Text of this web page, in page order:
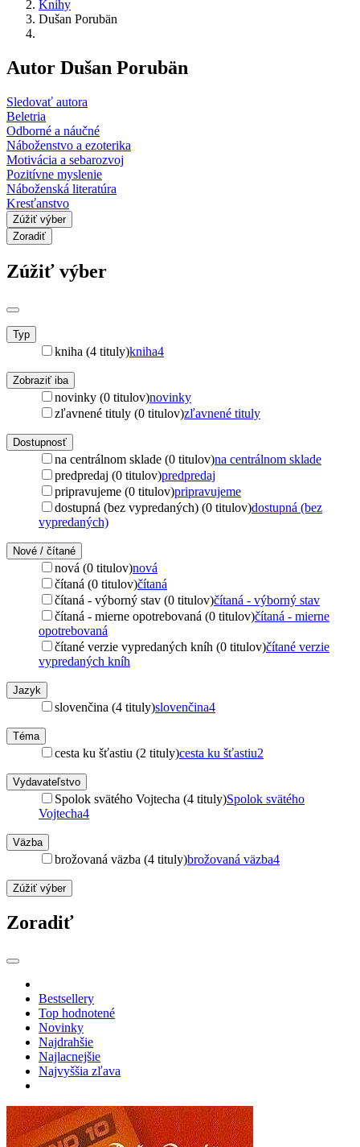
Knihy
Dušan Porubän
Autor Dušan Porubän
Sledovať autora
Beletria
Odborné a náučné
Náboženstvo a ezoterika
Motivácia a sebarozvoj
Pozitívne myslenie
Náboženská literatúra
Kresťanstvo
Zúžiť výber
Zoradiť
Zúžiť výber
Typ
kniha (4 tituly)kniha4
Zobraziť iba
novinky (0 titulov)novinky
zľavnené tituly (0 titulov)zľavnené tituly
Dostupnosť
na centrálnom sklade (0 titulov)na centrálnom sklade
predpredaj (0 titulov)predpredaj
pripravujeme (0 titulov)pripravujeme
dostupná (bez vypredaných) (0 titulov)dostupná (bez
vypredaných)
Nové / čítané
nová (0 titulov)nová
čítaná (0 titulov)čítaná
čítaná - výborný stav (0 titulov)čítaná - výborný stav
čítaná - mierne opotrebovaná (0 titulov)čítaná - mierne
opotrebovaná
čítané verzie vypredaných kníh (0 titulov)čítané verzie
vypredaných kníh
Jazyk
slovenčina (4 tituly)slovenčina4
Téma
cesta ku šťastiu (2 tituly)cesta ku šťastiu2
Vydavateľstvo
Spolok svätého Vojtecha (4 tituly)Spolok svätého
Vojtecha4
Väzba
brožovaná väzba (4 tituly)brožovaná väzba4
Zúžiť výber
Zoradiť
Bestsellery
Top hodnotené
Novinky
Najdrahšie
Najlacnejšie
Najvyššia zľava